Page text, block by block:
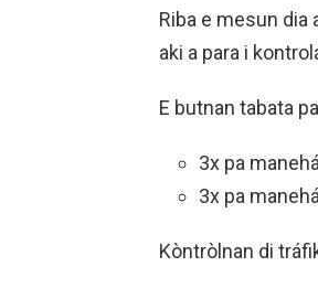
Riba e mesun dia
aki a para i
E butnan tabata
3x pa
3x pa
Kòntròlnan di